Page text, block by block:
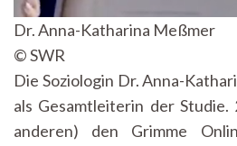
Dr. Anna-Katharina Meßmer
© SWR
Die Soziologin Dr. Anna-
als Gesamtleiterin der
anderen) den Grimme